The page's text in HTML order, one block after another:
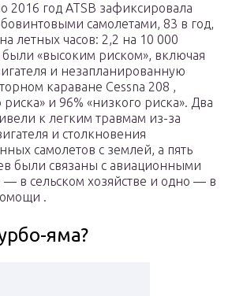
2016 год ATSB зафиксировала
самолетами, 83 в год,
летных часов: 2,2 на 10 000
«высоким риском», включая
и незапланированную
караване Cessna 208 ,
и 96% «низкого риска». Два
к легким травмам из-за
и столкновения
самолетов с землей, а пять
были связаны с авиационными
— в сельском хозяйстве и одно — в
.
яма?